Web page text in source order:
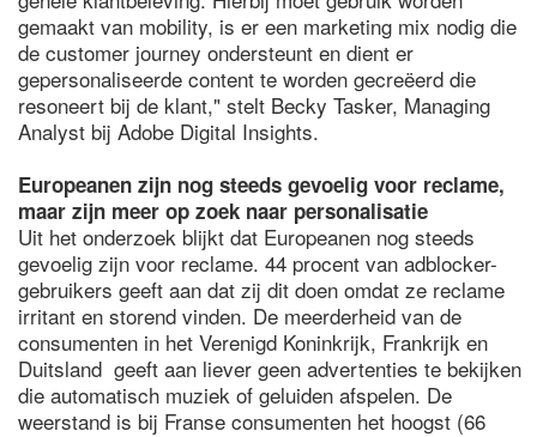
gemaakt van mobility, is er een marketing mix nodig die
de customer journey ondersteunt en dient er
gepersonaliseerde content te worden gecreëerd die
resoneert bij de klant," stelt Becky Tasker, Managing
Analyst bij Adobe Digital Insights.
Europeanen zijn nog steeds gevoelig voor reclame,
maar zijn meer op zoek naar personalisatie
Uit het onderzoek blijkt dat Europeanen nog steeds
gevoelig zijn voor reclame. 44 procent van adblocker-
gebruikers geeft aan dat zij dit doen omdat ze reclame
irritant en storend vinden. De meerderheid van de
consumenten in het Verenigd Koninkrijk, Frankrijk en
Duitsland geeft aan liever geen advertenties te bekijken
die automatisch muziek of geluiden afspelen. De
weerstand is bij Franse consumenten het hoogst (66